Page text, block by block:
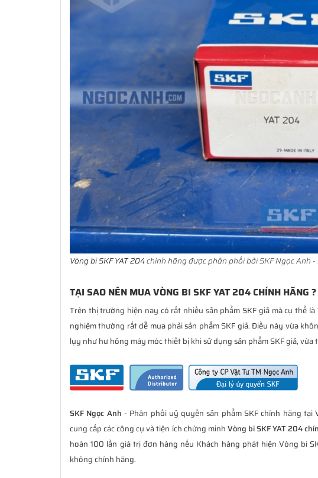
Vòng bi SKF YAT 204chính hãng được phân phối bởi SKF Ngọc Anh
TẠI SAO NÊN MUA VÒNG BI SKF YAT 204 CHÍNH HÃNG ?
Trên thị trường hiện nay có rất nhiều sản phẩm SKF giả mà cụ thể là
nghiệm thường rất dễ mua phải sản phẩm SKF giả. Điều này vừa
lụy như hư hỏng máy móc thiết bị khi sử dụng sản phẩm SKF giả,
SKF Ngọc Anh - Phân phối uỷ quyền sản phẩm SKF chính hãng tại
cung cấp các công cụ và tiện ích chứng minhVòng bi SKF YAT 204
hoàn 100 lần giá trị đơn hàng nếu Khách hàng phát hiện Vòng bi
không chính hãng.